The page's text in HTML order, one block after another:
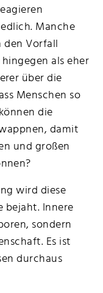
Manche
den Vorfall
als eher
über die
Menschen so
die
damit
und großen
wird diese
bejaht. Innere
sondern
Es ist
durchaus